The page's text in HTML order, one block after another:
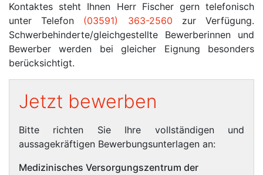
Kontaktes steht Ihnen Herr Fischer gern telefonisch
unter Telefon (03591) 363-2560 zur Verfügung.
Schwerbehinderte/gleichgestellte Bewerberinnen und
Bewerber werden bei gleicher Eignung besonders
berücksichtigt.
Jetzt bewerben
Bitte richten Sie Ihre vollständigen und
aussagekräftigen Bewerbungsunterlagen an:
Medizinisches Versorgungszentrum der